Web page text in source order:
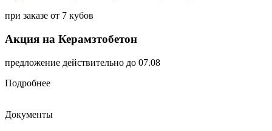
при заказе от 7 кубов
Акция на Керамзтобетон
предложение действительно до 07.08
Подробнее
Документы